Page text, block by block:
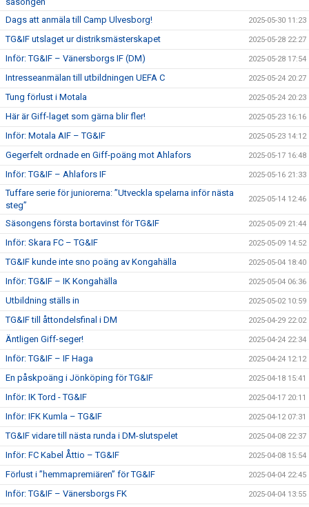
Dags att anmäla till Camp Ulvesborg! 2025-05-30 11:23
TG&IF utslaget ur distriksmästerskapet 2025-05-28 22:27
Inför: TG&IF – Vänersborgs IF (DM) 2025-05-28 17:54
Intresseanmälan till utbildningen UEFA C 2025-05-24 20:27
Tung förlust i Motala 2025-05-24 20:23
Här är Giff-laget som gärna blir fler! 2025-05-23 16:16
Inför: Motala AIF – TG&IF 2025-05-23 14:12
Gegerfelt ordnade en Giff-poäng mot Ahlafors 2025-05-17 16:48
Inför: TG&IF – Ahlafors IF 2025-05-16 21:33
Tuffare serie för juniorerna: ”Utveckla spelarna inför nästa
steg”
2025-05-14 12:46
Säsongens första bortavinst för TG&IF 2025-05-09 21:44
Inför: Skara FC – TG&IF 2025-05-09 14:52
TG&IF kunde inte sno poäng av Kongahälla 2025-05-04 18:40
Inför: TG&IF – IK Kongahälla 2025-05-04 06:36
Utbildning ställs in 2025-05-02 10:59
TG&IF till åttondelsfinal i DM 2025-04-29 22:02
Äntligen Giff-seger! 2025-04-24 22:34
Inför: TG&IF – IF Haga 2025-04-24 12:12
En påskpoäng i Jönköping för TG&IF 2025-04-18 15:41
Inför: IK Tord - TG&IF 2025-04-17 20:11
Inför: IFK Kumla – TG&IF 2025-04-12 07:31
TG&IF vidare till nästa runda i DM-slutspelet 2025-04-08 22:37
Inför: FC Kabel Åttio – TG&IF 2025-04-08 15:54
Förlust i ”hemmapremiären” för TG&IF 2025-04-04 22:45
Inför: TG&IF – Vänersborgs FK 2025-04-04 13:55